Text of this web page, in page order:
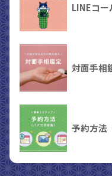
LINEコ
対面手相
予約方法